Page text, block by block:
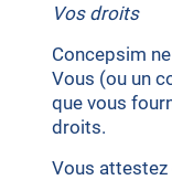
Vos droits
Concepsim
Vous (ou un
que vous
droits.
Vous attestez